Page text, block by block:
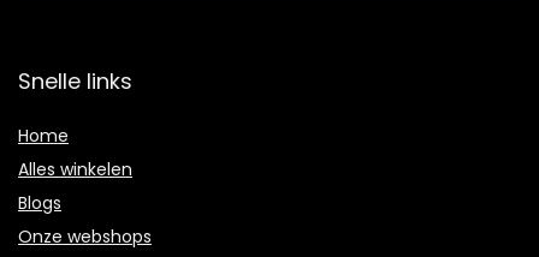
Snelle links
Home
Alles winkelen
Blogs
Onze webshops